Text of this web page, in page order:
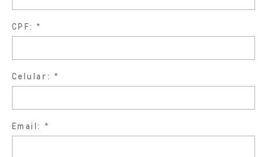
CPF:
Celular:
Email: